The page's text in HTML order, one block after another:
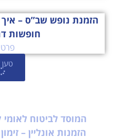
הזמנת נופש שב”ס – איך
חופשות
טען
המוסד לביטוח
הזמנות אונליין –